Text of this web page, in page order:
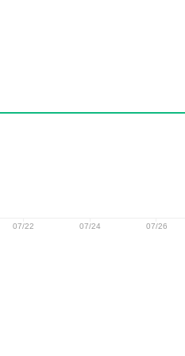
07/22 07/24 07/26